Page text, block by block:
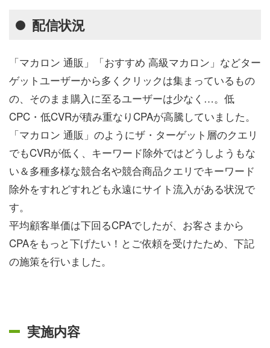
配信状況
「マカロン 通販」「おすすめ 高級マカロン」などター
ゲットユーザーから多くクリックは集まっているもの
の、そのまま購入に至るユーザーは少なく…。低
CPC・低CVRが積み重なりCPAが高騰していました。
「マカロン 通販」のようにザ・ターゲット層のクエリ
でもCVRが低く、キーワード除外ではどうしようもな
い＆多種多様な競合名や競合商品クエリでキーワード
除外をすれどすれども永遠にサイト流入がある状況で
す。
平均顧客単価は下回るCPAでしたが、お客さまから
CPAをもっと下げたい！とご依頼を受けたため、下記
の施策を行いました。
実施内容